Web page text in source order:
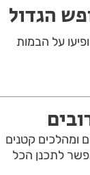
הגדול
על הבמות
ומהלכים קטנים
לתכנן הכל